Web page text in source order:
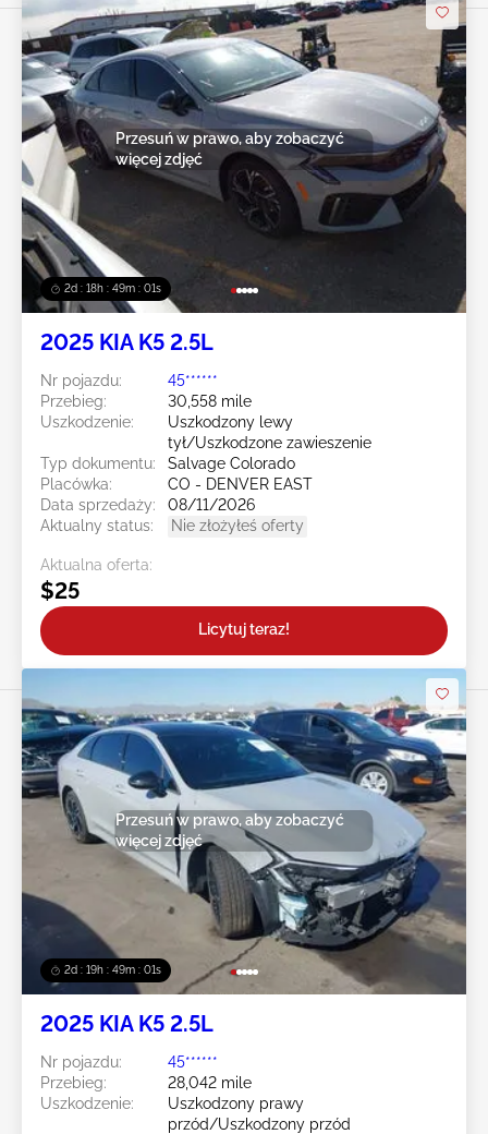
2d : 18h : 48m : 58s
Przesuń w prawo, aby zobaczyć
więcej zdjęć
2025 KIA K5 2.5L
Nr pojazdu:
45******
Przebieg:
30,558 mile
Uszkodzenie:
Uszkodzony lewy
tył/Uszkodzone zawieszenie
Typ dokumentu:
Salvage Colorado
Placówka:
CO - DENVER EAST
Data sprzedaży:
08/11/2026
Aktualny status:
Nie złożyłeś oferty
Aktualna oferta:
$25
Licytuj teraz!
2d : 19h : 48m : 58s
Przesuń w prawo, aby zobaczyć
więcej zdjęć
2025 KIA K5 2.5L
Nr pojazdu:
45******
Przebieg:
28,042 mile
Uszkodzenie:
Uszkodzony prawy
przód/Uszkodzony przód